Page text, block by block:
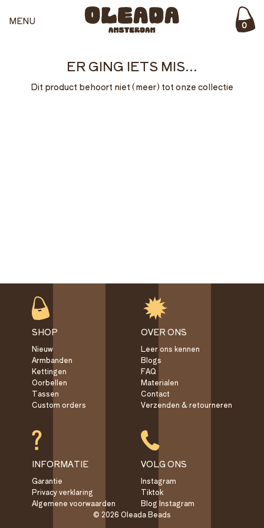
MENU 0
ER GING IETS MIS...
Dit product behoort niet (meer) tot onze collectie
SHOP
Nieuw
Armbanden
Kettingen
Oorbellen
Tassen
Custom orders
OVER ONS
Leer ons kennen
Blogs
FAQ
Materialen
Contact
Verzenden & retourneren
INFORMATIE
Garantie
Privacy verklaring
Algemene voorwaarden
VOLG ONS
Instagram
Tiktok
Blog Instagram
© 2026 Oleada Beads